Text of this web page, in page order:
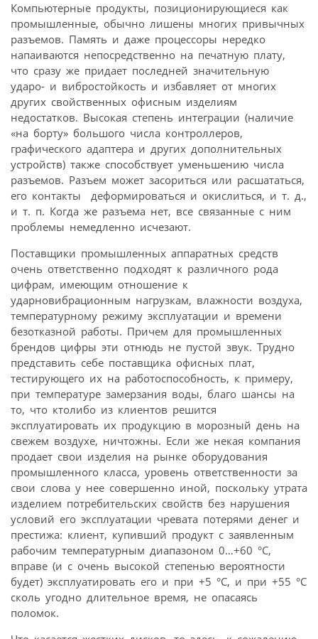
Компьютерные продукты, позиционирующиеся как
промышленные, обычно лишены многих привычных
разъемов. Память и даже процессоры нередко
напаиваются непосредственно на печатную плату,
что сразу же придает последней значительную
ударо- и вибростойкость и избавляет от многих
других свойственных офисным изделиям
недостатков. Высокая степень интеграции (наличие
«на борту» большого числа контроллеров,
графического адаптера и других дополнительных
устройств) также способствует уменьшению числа
разъемов. Разъем может засориться или расшататься,
его контакты  деформироваться и окислиться, и т. д.,
и т. п. Когда же разъема нет, все связанные с ним
проблемы немедленно исчезают.
Поставщики промышленных аппаратных средств
очень ответственно подходят к различного рода
цифрам, имеющим отношение к
ударновибрационным нагрузкам, влажности воздуха,
температурному режиму эксплуатации и времени
безотказной работы. Причем для промышленных
брендов цифры эти отнюдь не пустой звук. Трудно
представить себе поставщика офисных плат,
тестирующего их на работоспособность, к примеру,
при температуре замерзания воды, благо шансы на
то, что ктолибо из клиентов решится
эксплуатировать их продукцию в морозный день на
свежем воздухе, ничтожны. Если же некая компания
продает свои изделия на рынке оборудования
промышленного класса, уровень ответственности за
свои слова у нее совершенно иной, поскольку утрата
изделием потребительских свойств без нарушения
условий его эксплуатации чревата потерями денег и
престижа: клиент, купивший продукт с заявленным
рабочим температурным диапазоном 0…+60 °C,
вправе (и с очень высокой степенью вероятности
будет) эксплуатировать его и при +5 °C, и при +55 °C
сколь угодно длительное время, не опасаясь
поломок.